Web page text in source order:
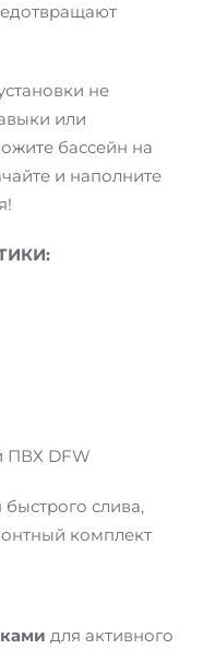
не
или
бассейн на
и наполните
ПВХ DFW
слива,
комплект
для активного